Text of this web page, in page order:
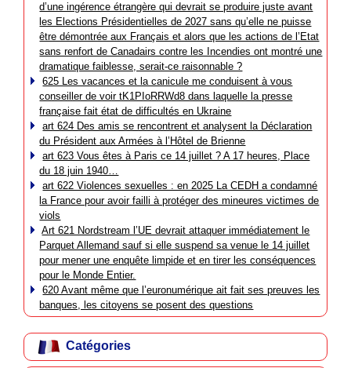
d’une ingérence étrangère qui devrait se produire juste avant
les Elections Présidentielles de 2027 sans qu’elle ne puisse
être démontrée aux Français et alors que les actions de l’Etat
sans renfort de Canadairs contre les Incendies ont montré une
dramatique faiblesse, serait-ce raisonnable ?
625 Les vacances et la canicule me conduisent à vous
conseiller de voir tK1PIoRRWd8 dans laquelle la presse
française fait état de difficultés en Ukraine
art 624 Des amis se rencontrent et analysent la Déclaration
du Président aux Armées à l’Hôtel de Brienne
art 623 Vous êtes à Paris ce 14 juillet ? A 17 heures, Place
du 18 juin 1940…
art 622 Violences sexuelles : en 2025 La CEDH a condamné
la France pour avoir failli à protéger des mineures victimes de
viols
Art 621 Nordstream l’UE devrait attaquer immédiatement le
Parquet Allemand sauf si elle suspend sa venue le 14 juillet
pour mener une enquête limpide et en tirer les conséquences
pour le Monde Entier.
620 Avant même que l’euronumérique ait fait ses preuves les
banques, les citoyens se posent des questions
Catégories